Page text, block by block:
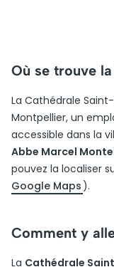
Où se trouve
La Cathédrale
Montpellier, un
accessible dans la
Abbe Marcel
pouvez la localiser
Google Maps ).
Comment y
La Cathédrale